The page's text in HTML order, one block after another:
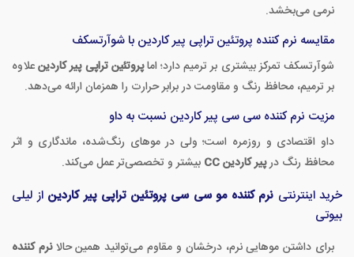
نرمی می‌بخشد.
مقایسه نرم کننده پروتئین تراپی پیر کاردین با شوآرتسکف
شوآرتسکف تمرکز بیشتری بر ترمیم دارد؛ اماپروتئین تراپی پیر کاردینعلاوه
بر ترمیم، محافظ رنگ و مقاومت در برابر حرارت را همزمان ارائه می‌دهد.
مزیت نرم کننده سی سی پیر کاردین نسبت به داو
داو اقتصادی و روزمره است؛ ولی در موهای رنگ‌شده، ماندگاری و اثر
محافظ رنگ درپیر کاردین CC بیشتر و تخصصی‌تر عمل می‌کند.
خرید اینترنتی نرم کننده مو سی سی پروتئین تراپی پیر کاردین از لیلی
بیوتی
برای داشتن موهایی نرم، درخشان و مقاوم می‌توانید همین حالانرم کننده